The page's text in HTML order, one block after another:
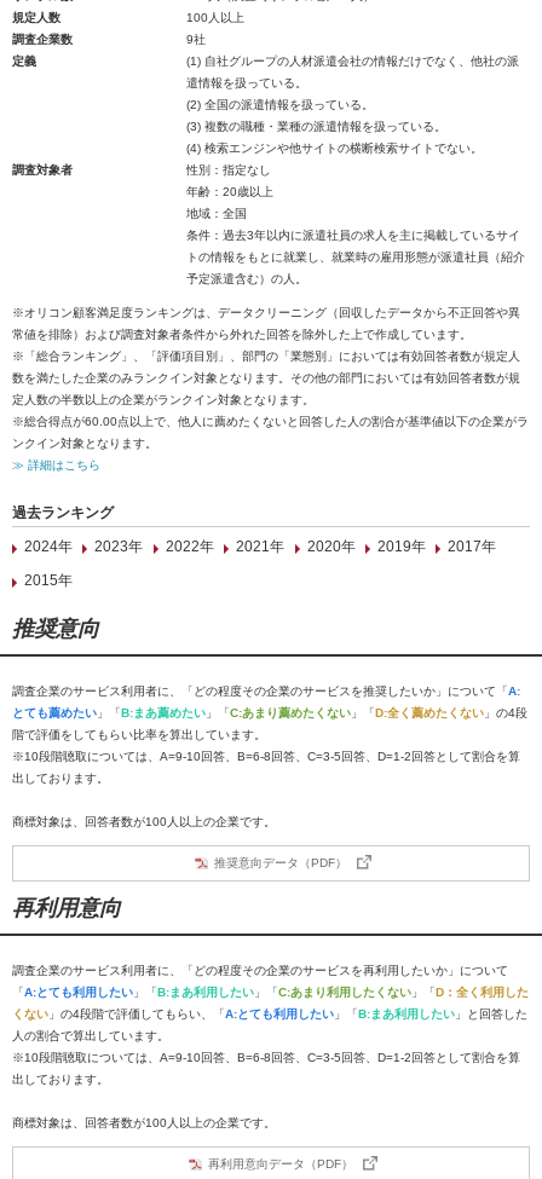
規定人数
100人以上
調査企業数
9社
定義
(1) 自社グループの人材派遣会社の情報だけでなく、他社の派
遣情報を扱っている。
(2) 全国の派遣情報を扱っている。
(3) 複数の職種・業種の派遣情報を扱っている。
(4) 検索エンジンや他サイトの横断検索サイトでない。
調査対象者
性別：指定なし
年齢：20歳以上
地域：全国
条件：過去3年以内に派遣社員の求人を主に掲載しているサイ
トの情報をもとに就業し、就業時の雇用形態が派遣社員（紹介
予定派遣含む）の人。
※オリコン顧客満足度ランキングは、データクリーニング（回収したデータから不正回答や異
常値を排除）および調査対象者条件から外れた回答を除外した上で作成しています。
※「総合ランキング」、「評価項目別」、部門の「業態別」においては有効回答者数が規定人
数を満たした企業のみランクイン対象となります。その他の部門においては有効回答者数が規
定人数の半数以上の企業がランクイン対象となります。
※総合得点が60.00点以上で、他人に薦めたくないと回答した人の割合が基準値以下の企業がラ
ンクイン対象となります。
≫ 詳細はこちら
過去ランキング
2024年
2023年 2022年 2021年 2020年 2019年
2017年
2015年
推奨意向
調査企業のサービス利用者に、「どの程度その企業のサービスを推奨したいか」について「A:
とても薦めたい 」「B:まあ薦めたい 」「C:あまり薦めたくない 」「D:全く薦めたくない 」の4段
階で評価をしてもらい比率を算出しています。
※10段階聴取については、A=9-10回答、B=6-8回答、C=3-5回答、D=1-2回答として割合を算
出しております。
商標対象は、回答者数が100人以上の企業です。
推奨意向データ（PDF）
再利用意向
調査企業のサービス利用者に、「どの程度その企業のサービスを再利用したいか」について
「A:とても利用したい 」「B:まあ利用したい 」「C:あまり利用したくない 」「D：全く利用した
くない 」の4段階で評価してもらい、「A:とても利用したい 」「B:まあ利用したい 」と回答した
人の割合で算出しています。
※10段階聴取については、A=9-10回答、B=6-8回答、C=3-5回答、D=1-2回答として割合を算
出しております。
商標対象は、回答者数が100人以上の企業です。
再利用意向データ（PDF）